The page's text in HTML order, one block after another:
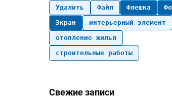
Удалить
Файл Флешка
Экран
интерьерный элемент
отопление жилья
строительные работы
Свежие записи